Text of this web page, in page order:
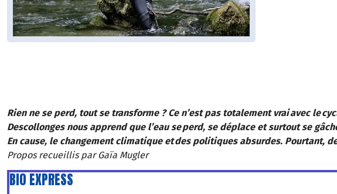
Rien ne se perd, tout se transforme ? Ce n’est pas totalement vrai avec le
Descollonges nous apprend que l’eau se perd, se déplace et surtout se
En cause, le changement climatique et des politiques absurdes. Pourtant,
Propos recueillis par Gaïa Mugler
BIO EXPRESS